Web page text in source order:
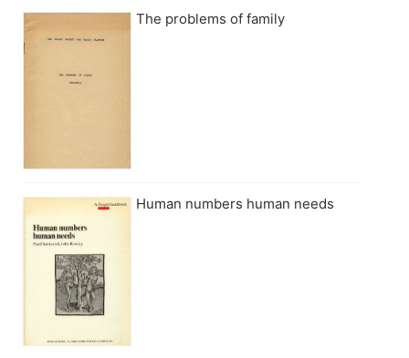
The problems of family
Human numbers human needs